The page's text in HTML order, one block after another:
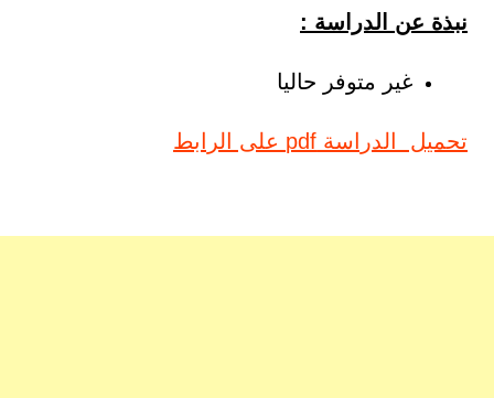
نبذة عن الدراسة :
غير متوفر حاليا
تحميل الدراسة pdf على الرابط